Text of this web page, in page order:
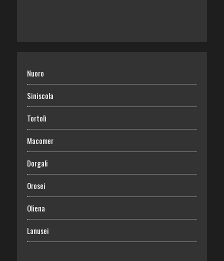
Nuoro
Siniscola
Tortolì
Macomer
Dorgali
Orosei
Oliena
Lanusei